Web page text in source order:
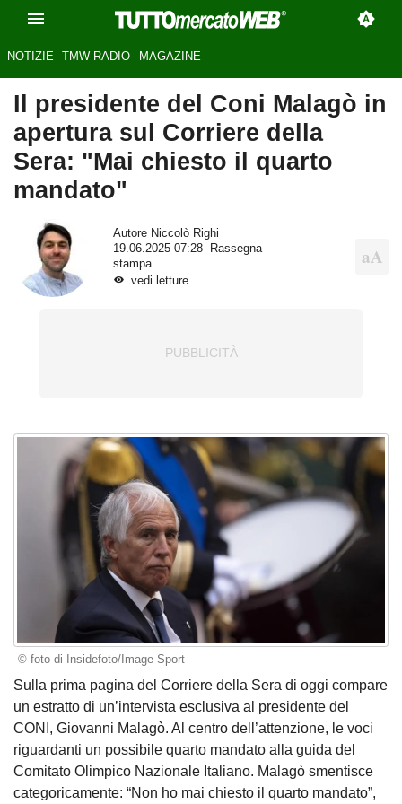
NOTIZIE TMW RADIO MAGAZINE
Il presidente del Coni Malagò in
apertura sul Corriere della
Sera: "Mai chiesto il quarto
mandato"
Autore Niccolò Righi
19.06.2025 07:28
Rassegna
stampa
vedi letture
© foto di Insidefoto/Image Sport
Sulla prima pagina del Corriere della Sera di oggi compare
un estratto di un’intervista esclusiva al presidente del
CONI, Giovanni Malagò. Al centro dell’attenzione, le voci
riguardanti un possibile quarto mandato alla guida del
Comitato Olimpico Nazionale Italiano. Malagò smentisce
categoricamente: “Non ho mai chiesto il quarto mandato”,